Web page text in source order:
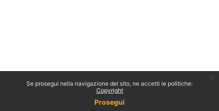
Se prosegui nella navigazione del sito, ne accetti le politiche:
Copyright
Prosegui